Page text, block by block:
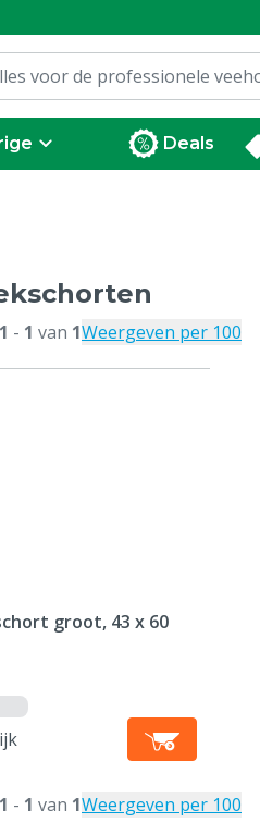
Deals
1 - 1 van 1Weergeven per 100
groot, 43 x 60
1 - 1 van 1Weergeven per 100